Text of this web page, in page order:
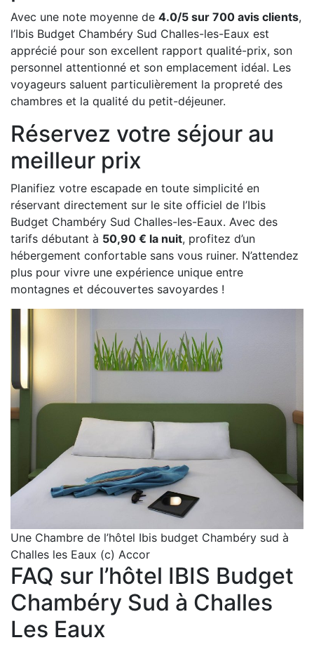
Avec une note moyenne de 4.0/5 sur 700 avis clients,
l’Ibis Budget Chambéry Sud Challes-les-Eaux est
apprécié pour son excellent rapport qualité-prix, son
personnel attentionné et son emplacement idéal. Les
voyageurs saluent particulièrement la propreté des
chambres et la qualité du petit-déjeuner.
Réservez votre séjour au
meilleur prix
Planifiez votre escapade en toute simplicité en
réservant directement sur le site officiel de l’Ibis
Budget Chambéry Sud Challes-les-Eaux. Avec des
tarifs débutant à 50,90 € la nuit, profitez d’un
hébergement confortable sans vous ruiner. N’attendez
plus pour vivre une expérience unique entre
montagnes et découvertes savoyardes !
Une Chambre de l’hôtel Ibis budget Chambéry sud à
Challes les Eaux (c) Accor
FAQ sur l’hôtel IBIS Budget
Chambéry Sud à Challes
Les Eaux